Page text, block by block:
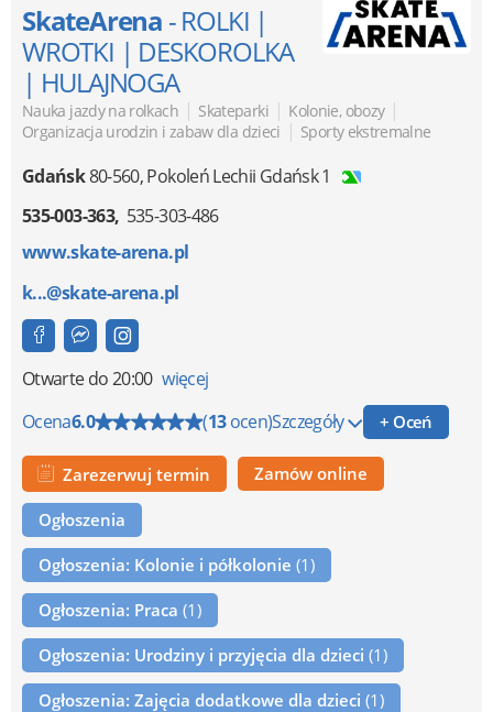
SkateArena - ROLKI |
WROTKI | DESKOROLKA
| HULAJNOGA
Nauka jazdy na rolkach | Skateparki | Kolonie, obozy |
Organizacja urodzin i zabaw dla dzieci | Sporty ekstremalne
Gdańsk80-560,Pokoleń Lechii Gdańsk 1
535-003-363 535-303-486
www.skate-arena.pl
k...@skate-arena.pl
Otwartedo 20:00 więcej
Ocena6.0 (13ocen)Szczegóły + Oceń
Zarezerwuj termin Zamów online
Ogłoszenia
Ogłoszenia: Kolonie i półkolonie (1)
Ogłoszenia: Praca (1)
Ogłoszenia: Urodziny i przyjęcia dla dzieci (1)
Ogłoszenia: Zajęcia dodatkowe dla dzieci (1)